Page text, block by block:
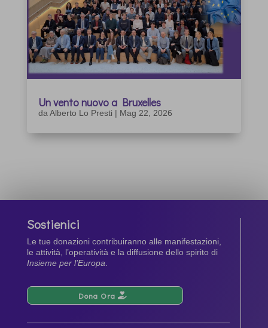
Un vento nuovo a Bruxelles
daAlberto Lo Presti | Mag 22, 2026
Sostienici
Le tue donazioni contribuiranno alle manifestazioni,
le attività, l’operatività e la diffusione dello spirito di
Insieme per l’Europa.
Dona Ora